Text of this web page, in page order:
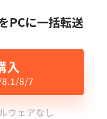
PCに一括転送